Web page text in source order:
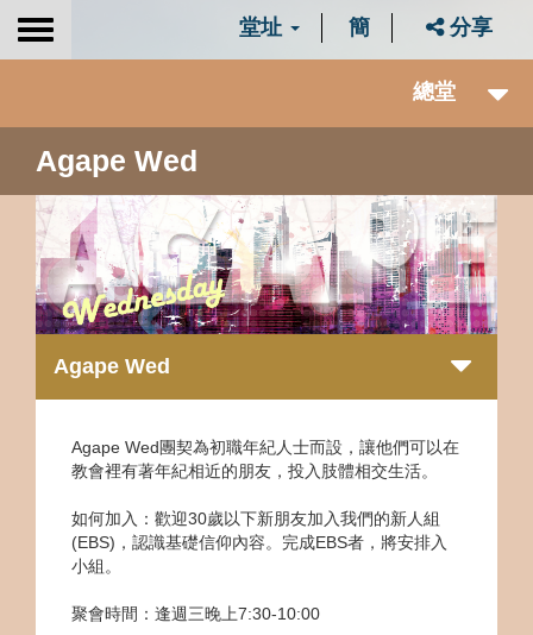
Toggle
堂址 簡 分享
總堂
Agape Wed
Agape Wed
Agape Wed團契為初職年紀人士而設，讓他們可以在
教會裡有著年紀相近的朋友，投入肢體相交生活。
如何加入：歡迎30歲以下新朋友加入我們的新人組
(EBS)，認識基礎信仰內容。完成EBS者，將安排入
小組。
聚會時間：逢週三晚上7:30-10:00